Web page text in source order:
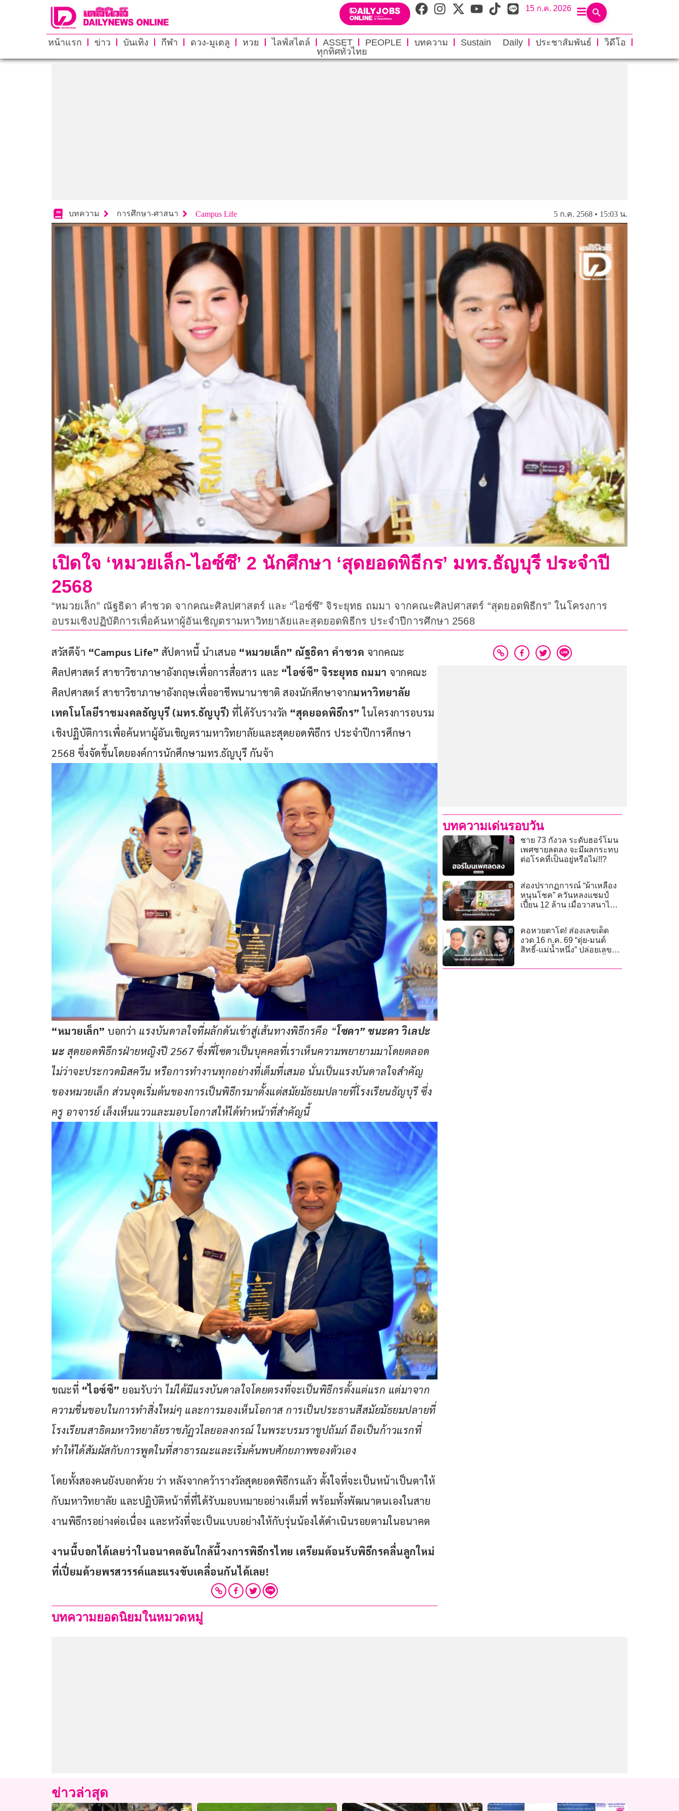
15 ก.ค. 2026
หน้าแรก ข่าว บันเทิง กีฬา ดวง-มูเตลู หวย ไลฟ์สไตล์ ASSET PEOPLE บทความ Sustain Daily ประชาสัมพันธ์
วิดีโอ
ทุกทิศทั่วไทย
บทความ การศึกษา-ศาสนา Campus Life 5 ก.ค. 2568 • 15:03 น.
เปิดใจ ‘หมวยเล็ก-ไอซ์ซึ’ 2 นักศึกษา ‘สุดยอดพิธีกร’ มทร.ธัญบุรี ประจำปี
2568
“หมวยเล็ก” ณัฐธิดา คำชวด จากคณะศิลปศาสตร์ และ “ไอซ์ซึ” จิระยุทธ ถมมา จากคณะศิลปศาสตร์ “สุดยอดพิธีกร” ในโครงการ
อบรมเชิงปฏิบัติการเพื่อค้นหาผู้อันเชิญตรามหาวิทยาลัยและสุดยอดพิธีกร ประจำปีการศึกษา 2568
สวัสดีจ้า “Campus Life” สัปดาหนี้ นำเสนอ “หมวยเล็ก” ณัฐธิดา คำชวด จากคณะ
ศิลปศาสตร์ สาขาวิชาภาษาอังกฤษเพื่อการสื่อสาร และ “ไอซ์ซึ” จิระยุทธ ถมมา จากคณะ
ศิลปศาสตร์ สาขาวิชาภาษาอังกฤษเพื่ออาชีพนานาชาติ สองนักศึกษาจากมหาวิทยาลัย
เทคโนโลยีราชมงคลธัญบุรี (มทร.ธัญบุรี) ที่ได้รับรางวัล “สุดยอดพิธีกร” ในโครงการอบรม
เชิงปฏิบัติการเพื่อค้นหาผู้อันเชิญตรามหาวิทยาลัยและสุดยอดพิธีกร ประจำปีการศึกษา
2568 ซึ่งจัดขึ้นโดยองค์การนักศึกษามทร.ธัญบุรี กันจ้า
“หมวยเล็ก” บอกว่า แรงบันดาลใจที่ผลักดันเข้าสู่เส้นทางพิธีกรคือ “โซดา” ชนะดา วิเลปะ
นะ สุดยอดพิธีกรฝ่ายหญิงปี 2567 ซึ่งพี่โซดาเป็นบุคคลที่เราเห็นความพยายามมาโดยตลอด
ไม่ว่าจะประกวดมิสควีน หรือการทำงานทุกอย่างที่เต็มที่เสมอ นั่นเป็นแรงบันดาลใจสำคัญ
ของหมวยเล็ก ส่วนจุดเริ่มต้นของการเป็นพิธีกรมาตั้งแต่สมัยมัธยมปลายที่โรงเรียนธัญบุรี ซึ่ง
ครู อาจารย์ เล็งเห็นแววและมอบโอกาสให้ได้ทำหน้าที่สำคัญนี้
ขณะที่ “ไอซ์ซึ” ยอมรับว่า ไม่ได้มีแรงบันดาลใจโดยตรงที่จะเป็นพิธีกรตั้งแต่แรก แต่มาจาก
ความชื่นชอบในการทำสิ่งใหม่ๆ และการมองเห็นโอกาส การเป็นประธานสีสมัยมัธยมปลายที่
โรงเรียนสาธิตมหาวิทยาลัยราชภัฏวไลยอลงกรณ์ ในพระบรมราชูปถัมภ์ ถือเป็นก้าวแรกที่
ทำให้ได้สัมผัสกับการพูดในที่สาธารณะและเริ่มค้นพบศักยภาพของตัวเอง
โดยทั้งสองคนยังบอกด้วย ว่า หลังจากคว้ารางวัลสุดยอดพิธีกรแล้ว ตั้งใจที่จะเป็นหน้าเป็นตาให้
กับมหาวิทยาลัย และปฏิบัติหน้าที่ที่ได้รับมอบหมายอย่างเต็มที่ พร้อมทั้งพัฒนาตนเองในสาย
งานพิธีกรอย่างต่อเนื่อง และหวังที่จะเป็นแบบอย่างให้กับรุ่นน้องได้ดำเนินรอยตามในอนาคต
งานนี้บอกได้เลยว่าในอนาคตอันใกล้นี้วงการพิธีกรไทย เตรียมต้อนรับพิธีกรคลื่นลูกใหม่
ที่เปี่ยมด้วยพรสวรรค์และแรงขับเคลื่อนกันได้เลย!
บทความยอดนิยมในหมวดหมู่
บทความเด่นรอบวัน
ชาย 73 กังวล ระดับฮอร์โมน
เพศชายลดลง จะมีผลกระทบ
ต่อโรคที่เป็นอยู่หรือไม่!!?
ส่องปรากฏการณ์ “ผ้าเหลือง
หนุนโชค” ควันหลงแชมป์
เปี้ยน 12 ล้าน เมื่อวาสนาไม่
คอหวยตาโต! ส่องเลขเด็ด
งวด 16 ก.ค. 69 “ดุ่ย-มนต์
สิทธิ์-แม่น้ำหนึ่ง” ปล่อยเลข
ข่าวล่าสุด